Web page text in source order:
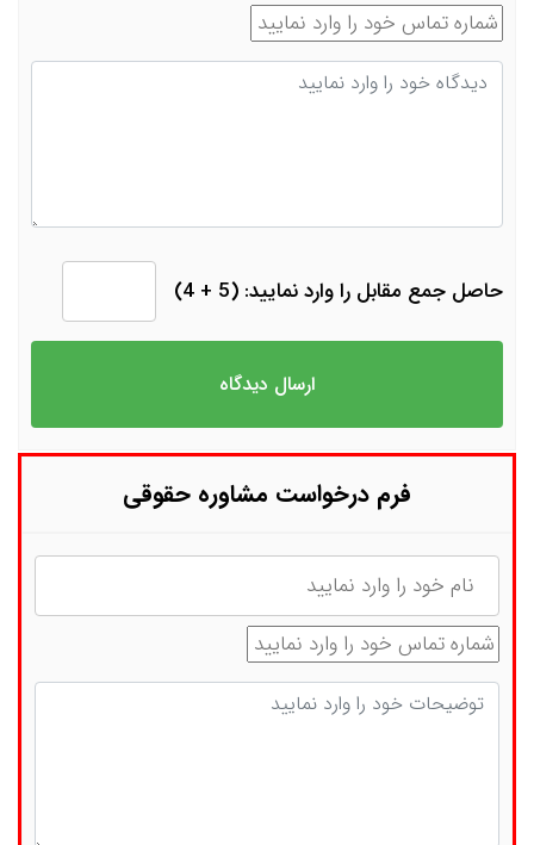
شماره تماس
دیدگاه
حاصل جمع مقابل را وارد نمایید: (5 + 4)
فرم درخواست مشاوره حقوقی
نام
شماره تماس
توضیحات